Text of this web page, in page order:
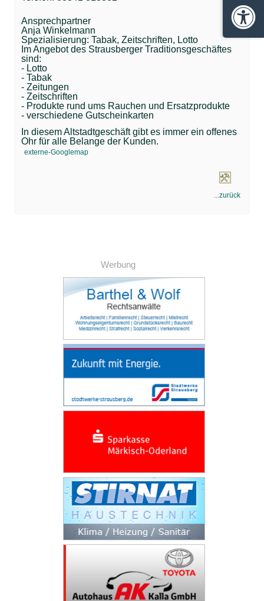
Ansprechpartner
Anja Winkelmann
Spezialisierung: Tabak, Zeitschriften, Lotto
Im Angebot des Strausberger Traditionsgeschäftes
sind:
- Lotto
- Tabak
- Zeitungen
- Zeitschriften
- Produkte rund ums Rauchen und Ersatzprodukte
- verschiedene Gutscheinkarten
In diesem Altstadtgeschäft gibt es immer ein offenes
Ohr für alle Belange der Kunden.
externe-Googlemap
...zurück
Werbung